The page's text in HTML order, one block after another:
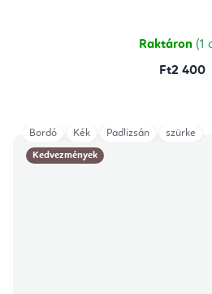
Raktáron (1
Ft2 400
Kedvezmények
Bordó Kék Padlizsán szürke